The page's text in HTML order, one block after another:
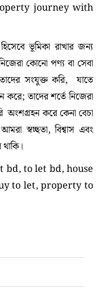
journey with
ভূমিকা রাখার জন্য
কোনো পণ্য বা সেবা
সংযুক্ত করি, যাতে
করে; তাদের শর্তে নিজেরা
অংশগ্রহন করে কেনা বেচা
স্বচ্ছতা, বিশ্বাস এবং
bd, to let bd, house
to let, property to